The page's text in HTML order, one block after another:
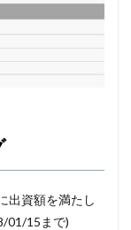
出資額を満たし
01/15まで)